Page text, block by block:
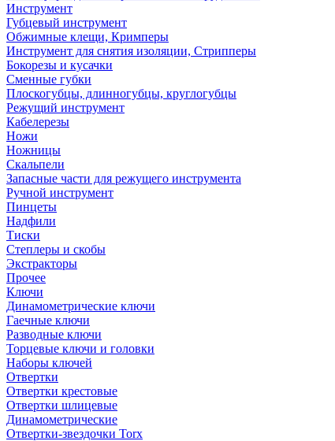
Инструмент
Губцевый инструмент
Обжимные клещи, Кримперы
Инструмент для снятия изоляции, Стрипперы
Бокорезы и кусачки
Сменные губки
Плоскогубцы, длинногубцы, круглогубцы
Режущий инструмент
Кабелерезы
Ножи
Ножницы
Скальпели
Запасные части для режущего инструмента
Ручной инструмент
Пинцеты
Надфили
Тиски
Степлеры и скобы
Экстракторы
Прочее
Ключи
Динамометрические ключи
Гаечные ключи
Разводные ключи
Торцевые ключи и головки
Наборы ключей
Отвертки
Отвертки крестовые
Отвертки шлицевые
Динамометрические
Отвертки-звездочки Torx